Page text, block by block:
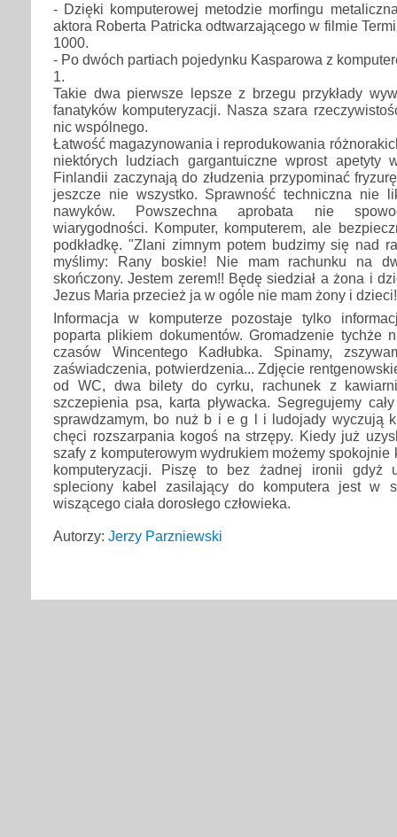
- Dzięki komputerowej metodzie morfingu
aktora Roberta Patricka odtwarzającego w filmie
1000.
- Po dwóch partiach pojedynku Kasparowa z
1.
Takie dwa pierwsze lepsze z brzegu przykłady
fanatyków komputeryzacji. Nasza szara
nic wspólnego.
Łatwość magazynowania i reprodukowania
niektórych ludziach gargantuiczne wprost apetyty
Finlandii zaczynają do złudzenia przypominać
jeszcze nie wszystko. Sprawność techniczna nie
nawyków. Powszechna aprobata nie
wiarygodności. Komputer, komputerem, ale
podkładkę. "Zlani zimnym potem budzimy się nad
myślimy: Rany boskie! Nie mam rachunku na
skończony. Jestem zerem!! Będę siedział a żona i
Jezus Maria przecież ja w ogóle nie mam żony i
Informacja w komputerze pozostaje tylko
poparta plikiem dokumentów. Gromadzenie tychże
czasów Wincentego Kadłubka. Spinamy,
zaświadczenia, potwierdzenia... Zdjęcie
od WC, dwa bilety do cyrku, rachunek z
szczepienia psa, karta pływacka. Segregujemy
sprawdzamym, bo nuż b i e g l i ludojady wyczują
chęci rozszarpania kogoś na strzępy. Kiedy już
szafy z komputerowym wydrukiem możemy spokojnie
komputeryzacji. Piszę to bez żadnej ironii gdyż
spleciony kabel zasilający do komputera jest w
wiszącego ciała dorosłego człowieka.
Autorzy: Jerzy Parzniewski